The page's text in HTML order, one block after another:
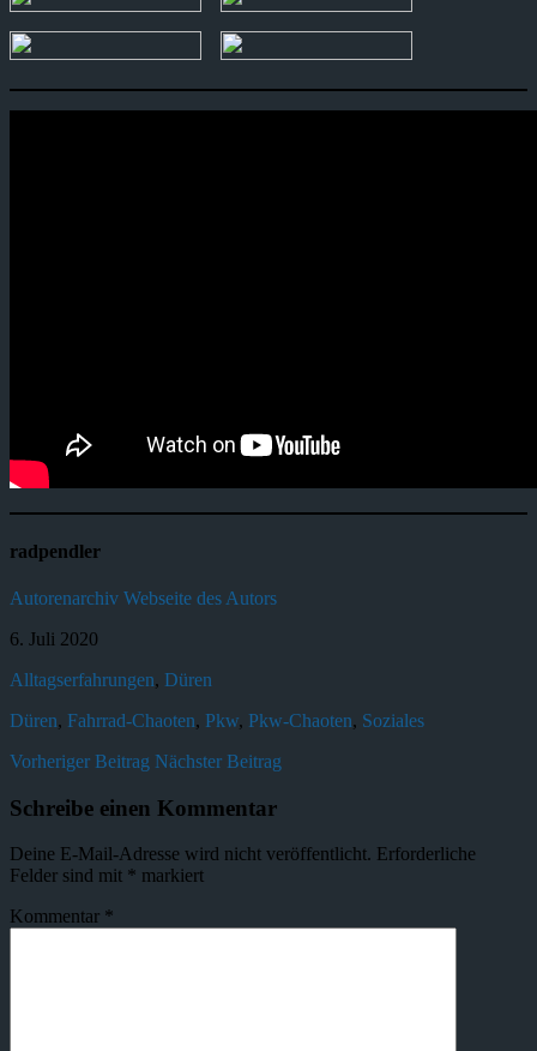
radpendler
Autorenarchiv Webseite des Autors
6. Juli 2020
Alltagserfahrungen, Düren
Düren, Fahrrad-Chaoten, Pkw, Pkw-Chaoten, Soziales
Vorheriger Beitrag Nächster Beitrag
Schreibe einen Kommentar
Deine E-Mail-Adresse wird nicht veröffentlicht. Erforderliche
Felder sind mit * markiert
Kommentar *